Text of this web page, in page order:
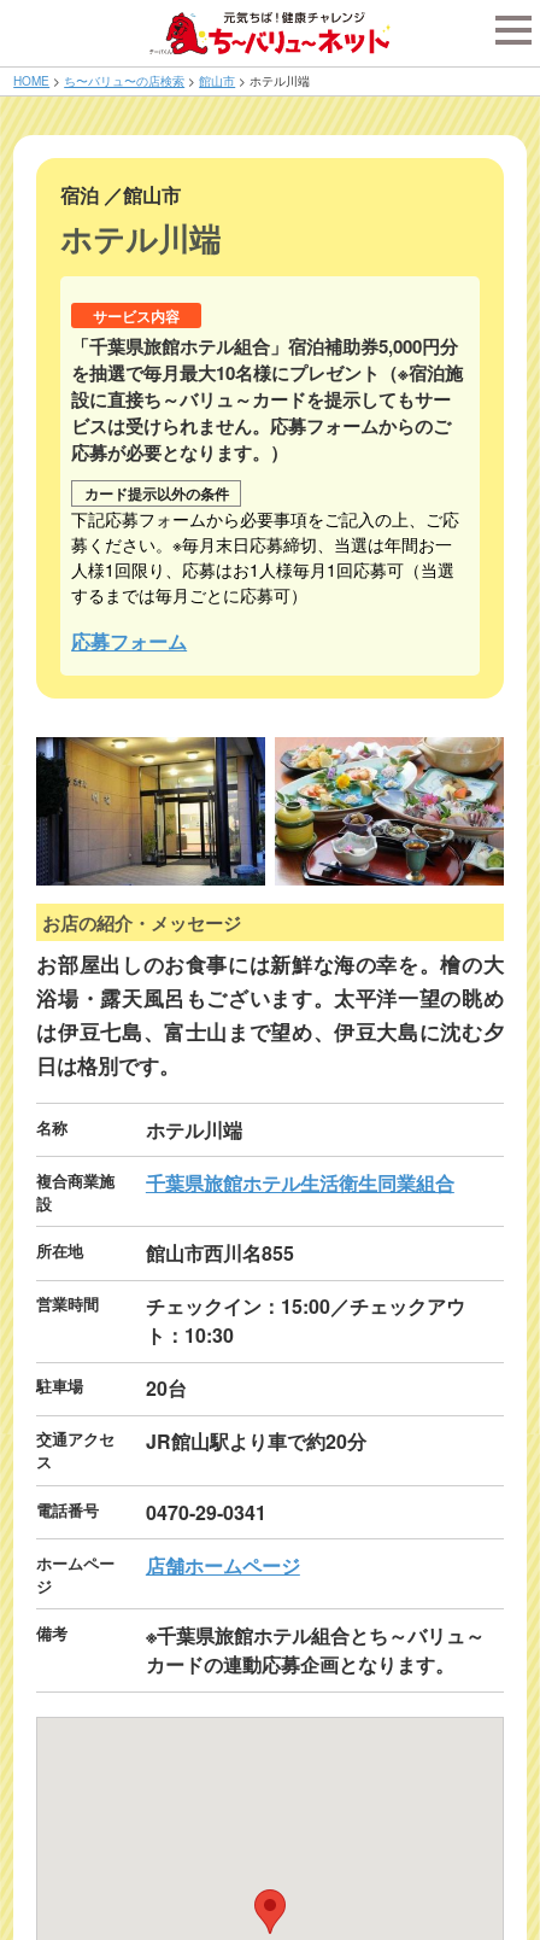
HOME > ち〜バリュ〜の店検索 >館山市 >ホテル川端
宿泊 ／館山市
ホテル川端
サービス内容
「千葉県旅館ホテル組合」宿泊補助券5,000円分
を抽選で毎月最大10名様にプレゼント（※宿泊施
設に直接ち～バリュ～カードを提示してもサー
ビスは受けられません。応募フォームからのご
応募が必要となります。）
カード提示以外の条件
下記応募フォームから必要事項をご記入の上、ご応
募ください。※毎月末日応募締切、当選は年間お一
人様1回限り、応募はお1人様毎月1回応募可（当選
するまでは毎月ごとに応募可）
応募フォーム
お店の紹介・メッセージ
お部屋出しのお食事には新鮮な海の幸を。檜の大
浴場・露天風呂もございます。太平洋一望の眺め
は伊豆七島、富士山まで望め、伊豆大島に沈む夕
日は格別です。
名称 ホテル川端
複合商業施
設
千葉県旅館ホテル生活衛生同業組合
所在地 館山市西川名855
営業時間
チェックイン：15:00／チェックアウ
ト：10:30
駐車場 20台
交通アクセ
ス
JR館山駅より車で約20分
電話番号 0470-29-0341
ホームペー
ジ
店舗ホームページ
備考
※千葉県旅館ホテル組合とち～バリュ～
カードの連動応募企画となります。